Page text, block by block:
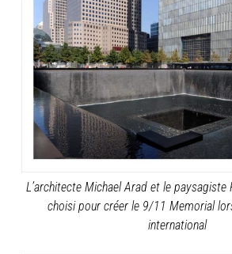
L’architecte Michael Arad et le
choisi pour créer le 9/11 Memorial
international